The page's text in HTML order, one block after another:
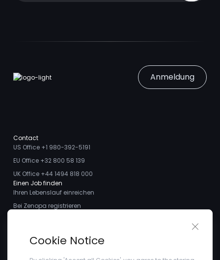
Anmeldung
Contact
US Office +1 980-392-5191
EU Office +32 800 58 139
UK Office +44 1494 818 000
Einen Job finden
Ihren Lebenslauf einreichen
Bei Zenopa registrieren
Treffen Sie das Team
Kundenstimmen
Cookie Notice
Close